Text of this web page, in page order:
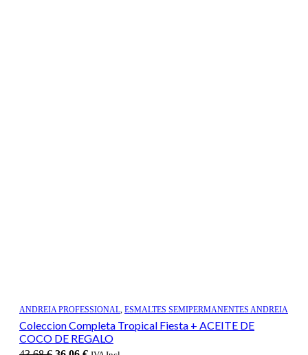
ANDREIA PROFESSIONAL, ESMALTES SEMIPERMANENTES ANDREIA
Coleccion Completa Tropical Fiesta + ACEITE DE
COCO DE REGALO